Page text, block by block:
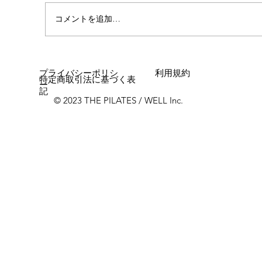
コメントを追加…
© 2023 THE PILATES / WELL Inc.
プライバシーポリシ
ー
利用規約
特定商取引法に基づく表
記